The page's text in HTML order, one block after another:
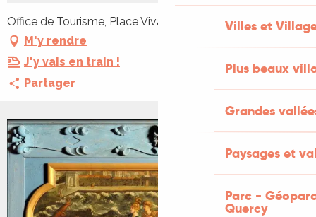
Villes et
Plus beaux
Grandes
Paysages et
Parc -
Quercy
Office de Tourisme, Place Vival, 46100 Figeac
M'y rendre
J'y vais en train !
Partager